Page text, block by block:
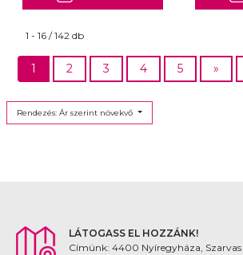
1 - 16 / 142 db
1 2 3 4 5 »
Rendezés: Ár szerint növekvő
LÁTOGASS EL HOZZÁNK!
Címünk: 4400 Nyíregyháza, Szarvas